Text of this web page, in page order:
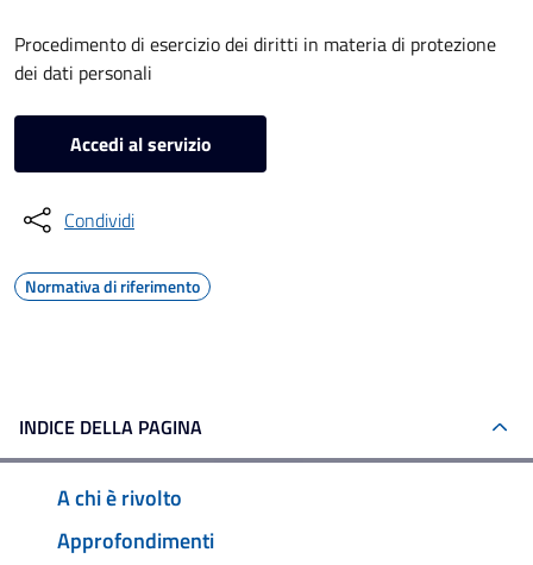
Procedimento di esercizio dei diritti in materia di protezione
dei dati personali
Accedi al servizio
Condividi
Normativa di riferimento
INDICE DELLA PAGINA
A chi è rivolto
Approfondimenti